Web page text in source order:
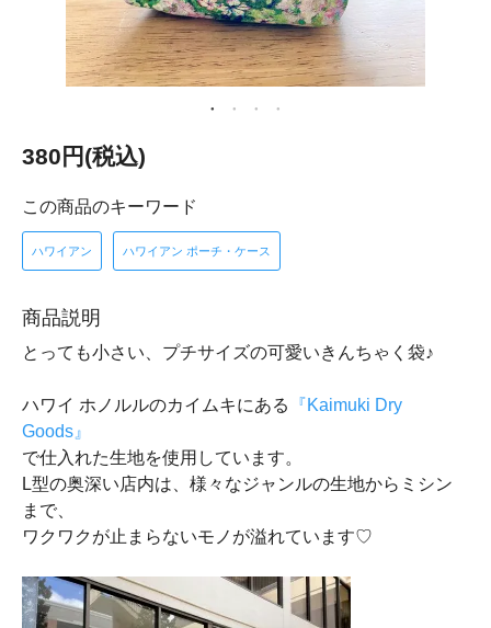
380円(税込)
この商品のキーワード
ハワイアン ハワイアン ポーチ・ケース
商品説明
とっても小さい、プチサイズの可愛いきんちゃく袋♪
ハワイ ホノルルのカイムキにある
『Kaimuki Dry
Goods』
で仕入れた生地を使用しています。
L型の奥深い店内は、様々なジャンルの生地からミシン
まで、
ワクワクが止まらないモノが溢れています♡